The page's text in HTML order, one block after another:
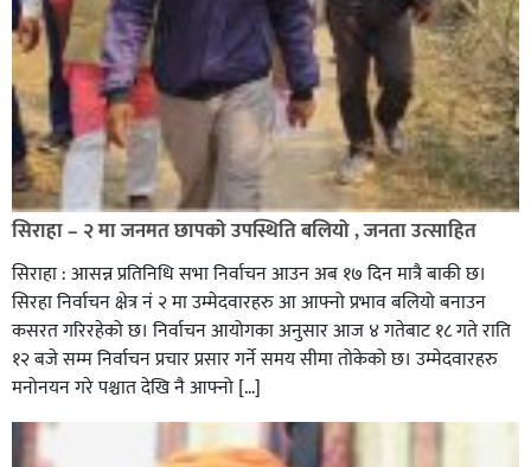
सिराहा – २ मा जनमत छापको उपस्थिति बलियो , जनता उत्साहित
सिराहा : आसन्न प्रतिनिधि सभा निर्वाचन आउन अब १७ दिन मात्रै बाकी छ।
सिरहा निर्वाचन क्षेत्र नं २ मा उम्मेदवारहरु आ आफ्नो प्रभाव बलियो बनाउन
कसरत गरिरहेको छ। निर्वाचन आयोगका अनुसार आज ४ गतेबाट १८ गते राति
१२ बजे सम्म निर्वाचन प्रचार प्रसार गर्ने समय सीमा तोकेको छ। उम्मेदवारहरु
मनोनयन गरे पश्चात देखि नै आफ्नो […]